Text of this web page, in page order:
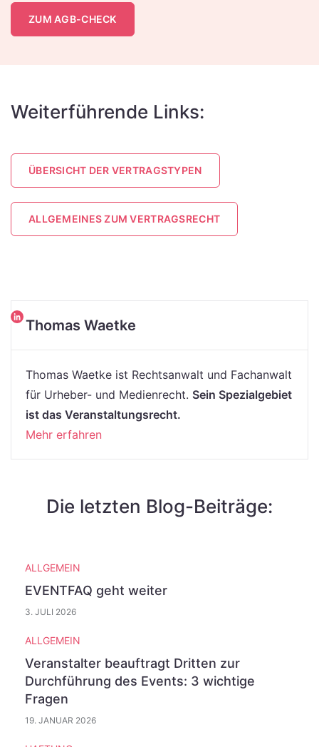
ZUM AGB-CHECK
Weiterführende Links:
ÜBERSICHT DER VERTRAGSTYPEN
ALLGEMEINES ZUM VERTRAGSRECHT
Thomas Waetke
Thomas Waetke ist Rechtsanwalt und Fachanwalt
für Urheber- und Medienrecht. Sein Spezialgebiet
ist das Veranstaltungsrecht.
Mehr erfahren
Die letzten Blog-Beiträge:
ALLGEMEIN
EVENTFAQ geht weiter
3. JULI 2026
ALLGEMEIN
Veranstalter beauftragt Dritten zur
Durchführung des Events: 3 wichtige
Fragen
19. JANUAR 2026